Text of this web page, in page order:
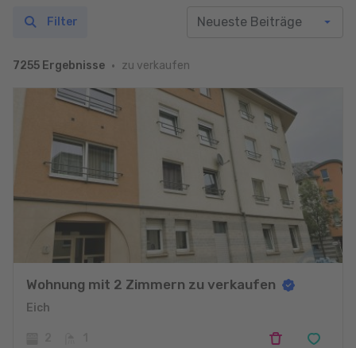
7255 Ergebnisse zu verkaufen
Filter
Wohnung mit 2 Zimmern zu verkaufen
Eich